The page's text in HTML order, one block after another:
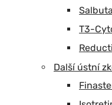
T3-
Další ústní